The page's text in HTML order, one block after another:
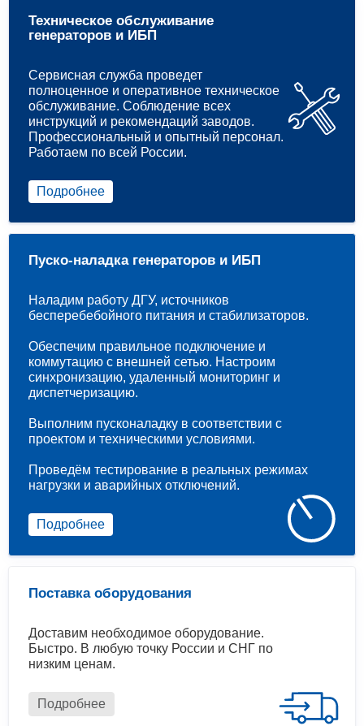
Техническое обслуживание
генераторов и ИБП
Сервисная служба проведет
полноценное и оперативное техническое
обслуживание. Соблюдение всех
инструкций и рекомендаций заводов.
Профессиональный и опытный персонал.
Работаем по всей России.
Подробнее
Поставка оборудования
Доставим необходимое оборудование.
Быстро. В любую точку России и СНГ по
низким ценам.
Подробнее
Пуско-наладка генераторов и ИБП
Наладим работу ДГУ, источников
бесперебебойного питания и стабилизаторов.
Обеспечим правильное подключение и
коммутацию с внешней сетью. Настроим
синхронизацию, удаленный мониторинг и
диспетчеризацию.
Выполним пусконаладку в соответствии с
проектом и техническими условиями.
Проведём тестирование в реальных режимах
нагрузки и аварийных отключений.
Подробнее